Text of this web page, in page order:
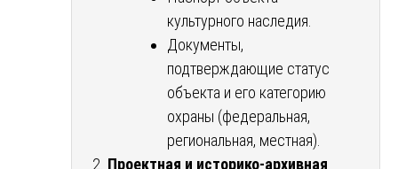
культурного наследия.
Документы,
подтверждающие статус
объекта и его категорию
охраны (федеральная,
региональная, местная).
Проектная и историко-архивная